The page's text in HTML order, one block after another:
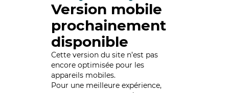
Version mobile
prochainement
disponible
Cette version du site n’est pas
encore optimisée pour les
appareils mobiles.
Pour une meilleure expérience,